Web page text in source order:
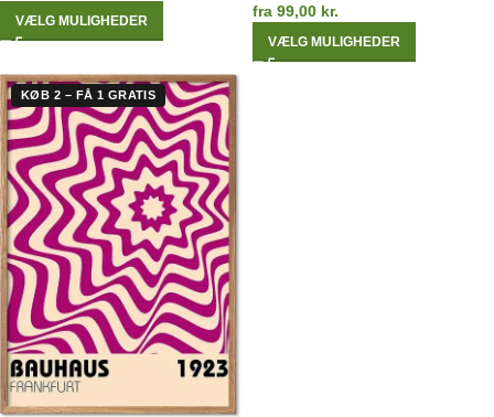
VÆLG MULIGHEDER
fra 99,00 kr.
VÆLG MULIGHEDER
KØB 2 – FÅ 1 GRATIS